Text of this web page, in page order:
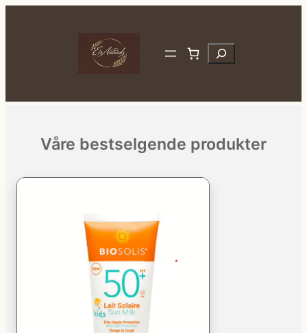
Search
Våre bestselgende produkter